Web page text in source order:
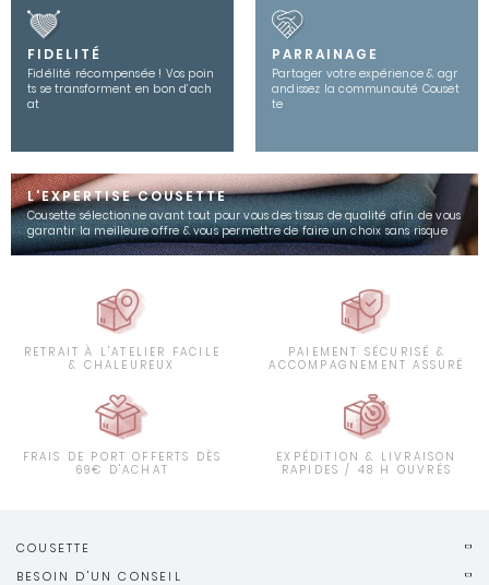
FIDELITÉ
Fidélité récompensée ! Vos poin
ts se transforment en bon d’ach
at
PARRAINAGE
Partager votre expérience & agr
andissez la communauté Couset
te
L'EXPERTISE COUSETTE
Cousette sélectionne avant tout pour vous des tissus de qualité afin de vous
garantir la meilleure offre & vous permettre de faire un choix sans risque
RETRAIT À L'ATELIER FACILE
& CHALEUREUX
PAIEMENT SÉCURISÉ &
ACCOMPAGNEMENT ASSURÉ
FRAIS DE PORT OFFERTS DÈS
69€ D'ACHAT
EXPÉDITION & LIVRAISON
RAPIDES / 48 H OUVRÉS
COUSETTE
BESOIN D'UN CONSEIL